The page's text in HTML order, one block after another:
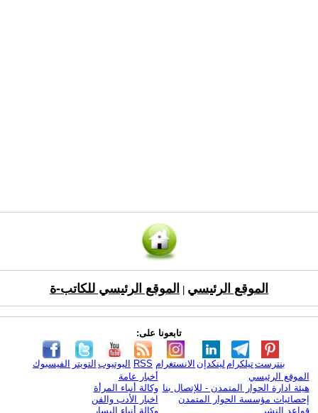
الموقع الرئيسي الموقع الرئيسي للكاتب-ة
تابعونا على:
الفيسبوك التويتر اليوتيوب RSS الانستغرام لينكدإن تيلكرامبنترست
الموقع الرئيسي
هيئة ادارة الحوار المتمدن - للإتصال بنا
إحصائيات مؤسسة الحوار المتمدن
قواعد النشر
أخبار عامة
وكالة أنباء المرأة
اخبار الأدب والفن
وكالة أنباء اليسار